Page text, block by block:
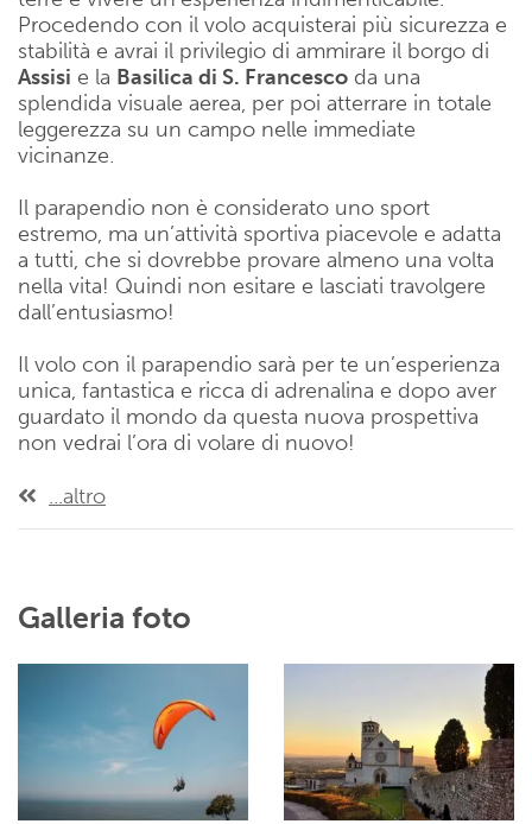
Procedendo con il volo acquisterai più sicurezza e
stabilità e avrai il privilegio di ammirare il borgo di
Assisi e la Basilica di S. Francesco da una
splendida visuale aerea, per poi atterrare in totale
leggerezza su un campo nelle immediate
vicinanze.
Il parapendio non è considerato uno sport
estremo, ma un’attività sportiva piacevole e adatta
a tutti, che si dovrebbe provare almeno una volta
nella vita! Quindi non esitare e lasciati travolgere
dall’entusiasmo!
Il volo con il parapendio sarà per te un’esperienza
unica, fantastica e ricca di adrenalina e dopo aver
guardato il mondo da questa nuova prospettiva
non vedrai l’ora di volare di nuovo!
...altro
Galleria foto